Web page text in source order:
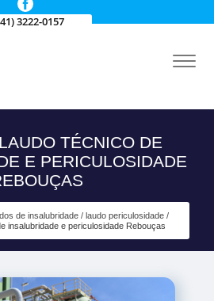
3222-0157
TÉCNICO DE
E PERICULOSIDADE
de insalubridade
laudo periculosidade
insalubridade e periculosidade Rebouças